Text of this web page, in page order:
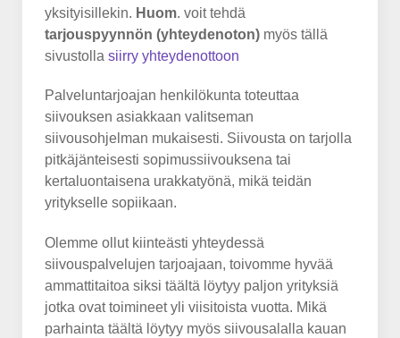
yksityisillekin. Huom. voit tehdä
tarjouspyynnön (yhteydenoton) myös tällä
sivustolla siirry yhteydenottoon
Palveluntarjoajan henkilökunta toteuttaa
siivouksen asiakkaan valitseman
siivousohjelman mukaisesti. Siivousta on tarjolla
pitkäjänteisesti sopimussiivouksena tai
kertaluontaisena urakkatyönä, mikä teidän
yritykselle sopiikaan.
Olemme ollut kiinteästi yhteydessä
siivouspalvelujen tarjoajaan, toivomme hyvää
ammattitaitoa siksi täältä löytyy paljon yrityksiä
jotka ovat toimineet yli viisitoista vuotta. Mikä
parhainta täältä löytyy myös siivousalalla kauan